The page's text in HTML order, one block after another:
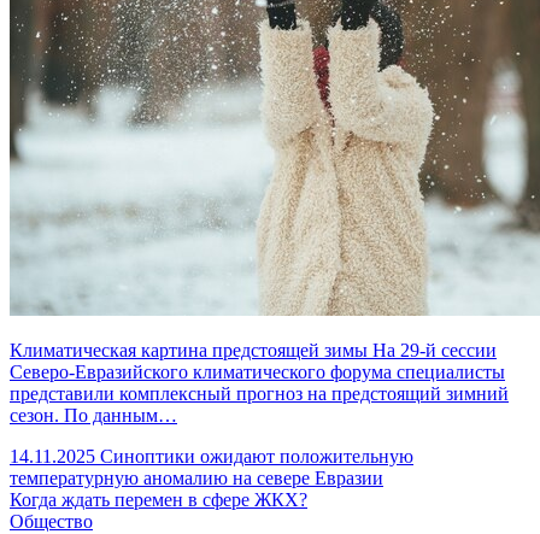
Климатическая картина предстоящей зимы На 29‑й сессии
Северо‑Евразийского климатического форума специалисты
представили комплексный прогноз на предстоящий зимний
сезон. По данным…
14.11.2025 Синоптики ожидают положительную
температурную аномалию на севере Евразии
Когда ждать перемен в сфере ЖКХ?
Общество